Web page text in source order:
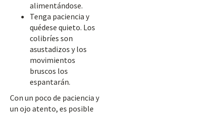
alimentándose.
Tenga paciencia y
quédese quieto. Los
colibríes son
asustadizos y los
movimientos
bruscos los
espantarán.
Con un poco de paciencia y
un ojo atento, es posible